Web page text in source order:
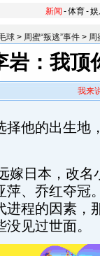
新闻 -体育-
球 > 周蜜“叛逃”事件 > 周
岩：我顶
我来
他的出生地
日本，改名
萍、乔红夺冠
进程的因素，
见过世面。